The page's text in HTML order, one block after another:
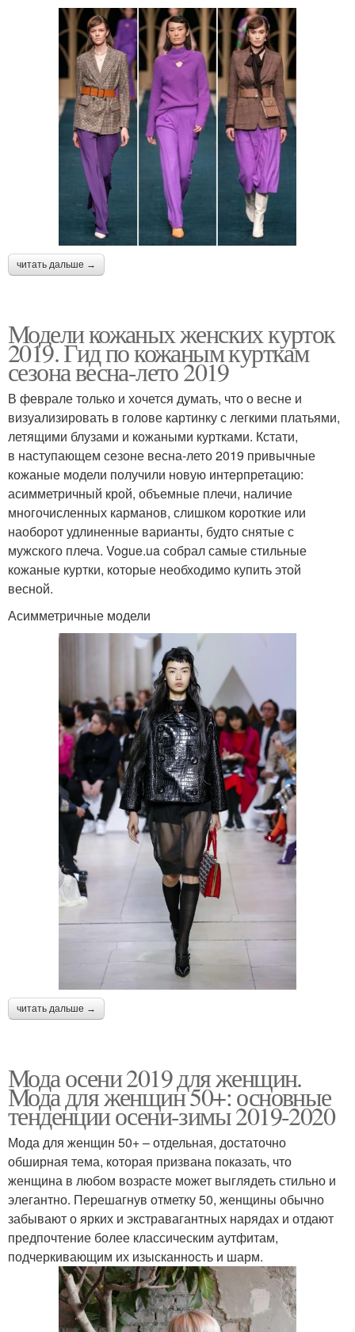
читать дальше →
Модели кожаных женских курток
2019. Гид по кожаным курткам
сезона весна-лето 2019
В феврале только и хочется думать, что о весне и
визуализировать в голове картинку с легкими платьями,
летящими блузами и кожаными куртками. Кстати,
в наступающем сезоне весна-лето 2019 привычные
кожаные модели получили новую интерпретацию:
асимметричный крой, объемные плечи, наличие
многочисленных карманов, слишком короткие или
наоборот удлиненные варианты, будто снятые с
мужского плеча. Vogue.ua собрал самые стильные
кожаные куртки, которые необходимо купить этой
весной.
Асимметричные модели
читать дальше →
Мода осени 2019 для женщин.
Мода для женщин 50+: основные
тенденции осени-зимы 2019-2020
Мода для женщин 50+ – отдельная, достаточно
обширная тема, которая призвана показать, что
женщина в любом возрасте может выглядеть стильно и
элегантно. Перешагнув отметку 50, женщины обычно
забывают о ярких и экстравагантных нарядах и отдают
предпочтение более классическим аутфитам,
подчеркивающим их изысканность и шарм.